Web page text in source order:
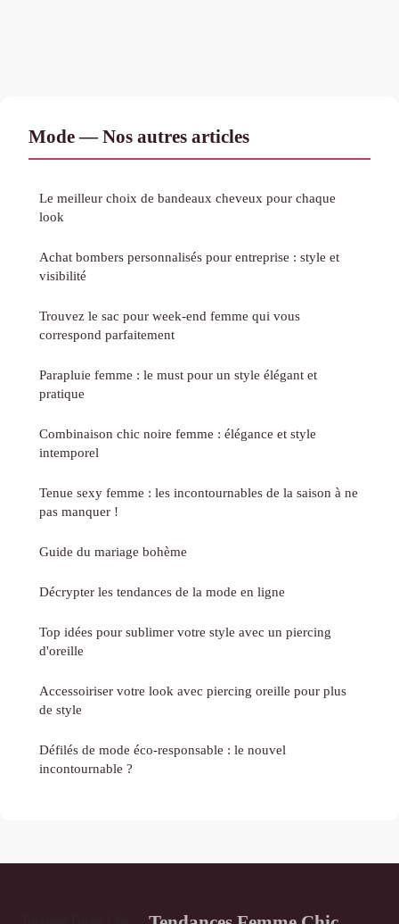
Mode — Nos autres articles
Le meilleur choix de bandeaux cheveux pour chaque
look
Achat bombers personnalisés pour entreprise : style et
visibilité
Trouvez le sac pour week-end femme qui vous
correspond parfaitement
Parapluie femme : le must pour un style élégant et
pratique
Combinaison chic noire femme : élégance et style
intemporel
Tenue sexy femme : les incontournables de la saison à ne
pas manquer !
Guide du mariage bohème
Décrypter les tendances de la mode en ligne
Top idées pour sublimer votre style avec un piercing
d'oreille
Accessoiriser votre look avec piercing oreille pour plus
de style
Défilés de mode éco-responsable : le nouvel
incontournable ?